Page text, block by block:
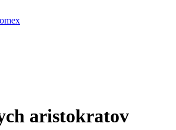
aristokratov